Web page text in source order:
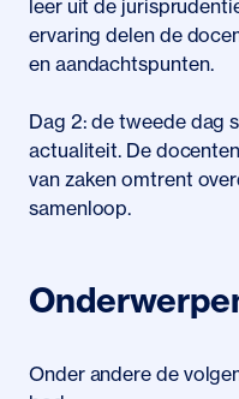
leer uit de
ervaring delen de
en aandachtspunten.
Dag 2: de tweede dag
actualiteit. De
van zaken omtrent
samenloop.
Onder andere de